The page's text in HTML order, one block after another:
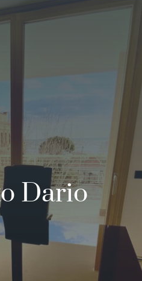
Dario